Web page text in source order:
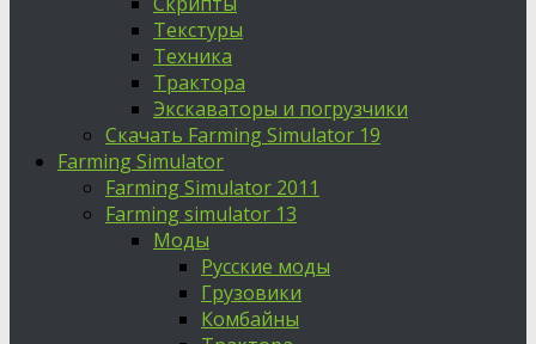
Текстуры
Техника
Трактора
Экскаваторы и погрузчики
Скачать Farming Simulator 19
Farming Simulator
Farming Simulator 2011
Farming simulator 13
Моды
Русские моды
Грузовики
Комбайны